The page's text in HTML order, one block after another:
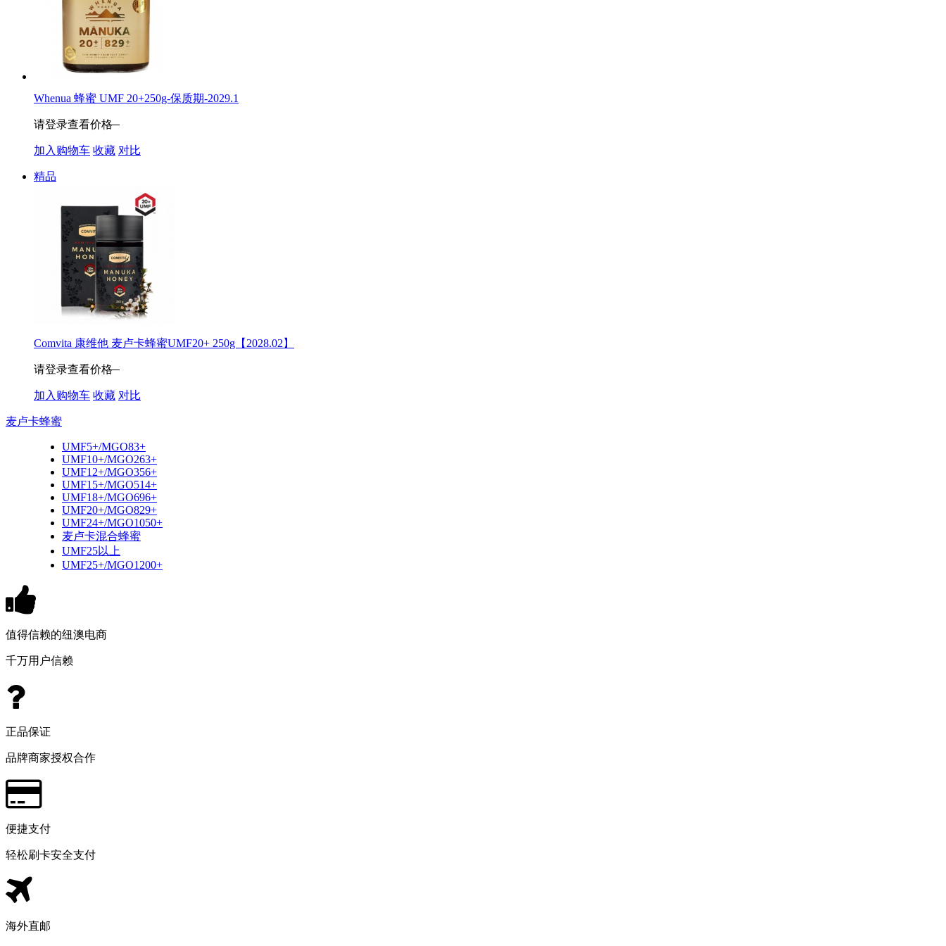
Whenua 蜂蜜 UMF 20+250g-保质期-2029.1
请登录查看价格
加入购物车 收藏 对比
精品
Comvita 康维他 麦卢卡蜂蜜UMF20+ 250g【2028.02】
请登录查看价格
加入购物车 收藏 对比
麦卢卡蜂蜜
UMF5+/MGO83+
UMF10+/MGO263+
UMF12+/MGO356+
UMF15+/MGO514+
UMF18+/MGO696+
UMF20+/MGO829+
UMF24+/MGO1050+
麦卢卡混合蜂蜜
UMF25以上
UMF25+/MGO1200+
值得信赖的纽澳电商
千万用户信赖
正品保证
品牌商家授权合作
便捷支付
轻松刷卡安全支付
海外直邮